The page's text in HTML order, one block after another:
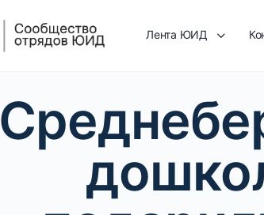
Лента ЮИД